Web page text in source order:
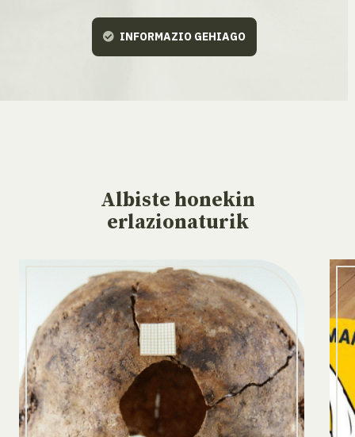
INFORMAZIO GEHIAGO
Albiste honekin
erlazionaturik